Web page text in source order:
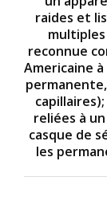
raides et
reconnue
Americaine
reliées à
casque de
les